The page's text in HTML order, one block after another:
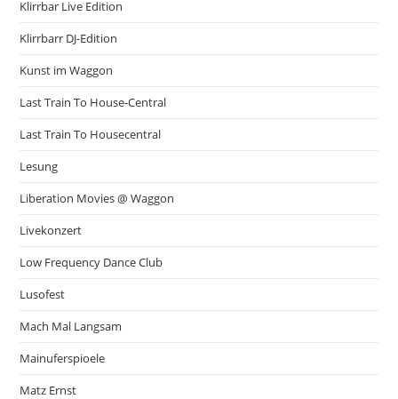
Klirrbar Live Edition
Klirrbarr DJ-Edition
Kunst im Waggon
Last Train To House-Central
Last Train To Housecentral
Lesung
Liberation Movies @ Waggon
Livekonzert
Low Frequency Dance Club
Lusofest
Mach Mal Langsam
Mainuferspioele
Matz Ernst